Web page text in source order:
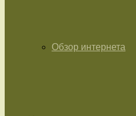
Обзор интернета